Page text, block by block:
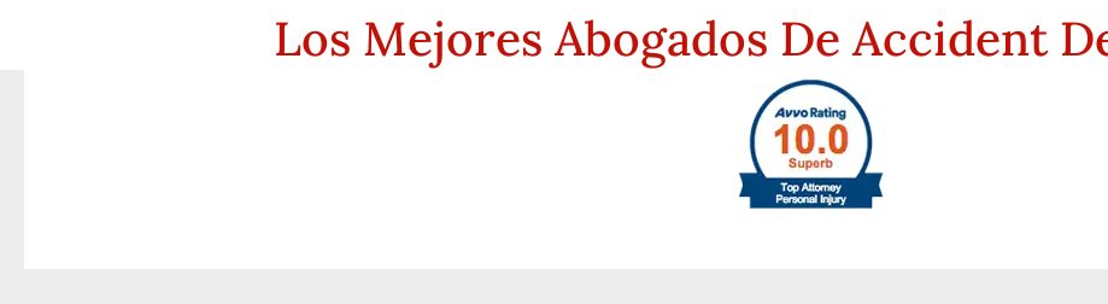
Los Mejores Abogados De Accident